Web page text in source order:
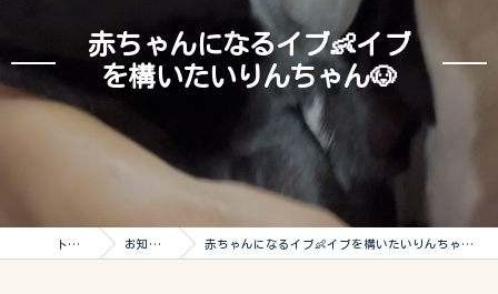
赤ちゃんになるイブ👶イブ
を構いたいりんちゃん🐶
トップ お知らせ 赤ちゃんになるイブ👶イブを構いたいりんちゃん🐶